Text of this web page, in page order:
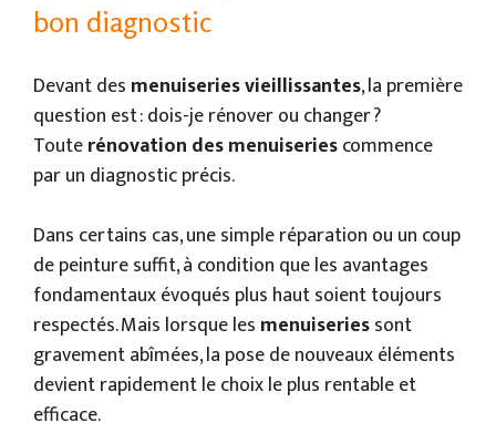
bon diagnostic
Devant des menuiseries vieillissantes, la première
question est : dois-je rénover ou changer ?
Touterénovation des menuiseriescommence
par un diagnostic précis.
Dans certains cas, une simple réparation ou un coup
de peinture suffit, à condition que les avantages
fondamentaux évoqués plus haut soient toujours
respectés. Mais lorsque les menuiseriessont
gravement abîmées, la pose de nouveaux éléments
devient rapidement le choix le plus rentable et
efficace.